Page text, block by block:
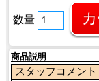
数量
商品説明
スタッフコメント